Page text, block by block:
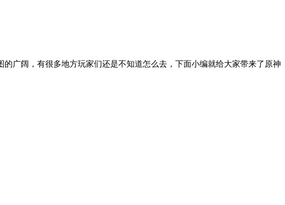
广阔，有很多地方玩家们还是不知道怎么去，下面小编就给大家带来了原神